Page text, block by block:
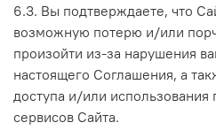
6.3. Вы подтверждаете, что
возможную потерю и/или
произойти из-за нарушения
настоящего Соглашения, а
доступа и/или
сервисов Сайта.